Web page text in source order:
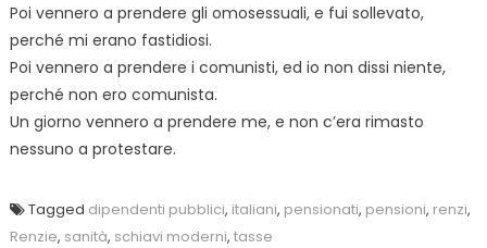
Poi vennero a prendere gli omosessuali, e fui sollevato,
perché mi erano fastidiosi.
Poi vennero a prendere i comunisti, ed io non dissi niente,
perché non ero comunista.
Un giorno vennero a prendere me, e non c’era rimasto
nessuno a protestare.
Tagged dipendenti pubblici, italiani, pensionati, pensioni, renzi,
Renzie, sanità, schiavi moderni, tasse